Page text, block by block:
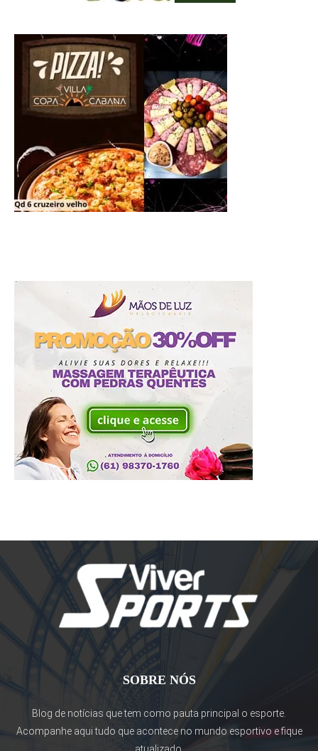
SOBRE NÓS
Blog de notícias que tem como pauta principal o esporte.
Acompanhe aqui tudo que acontece no mundo esportivo e fique
atualizado.